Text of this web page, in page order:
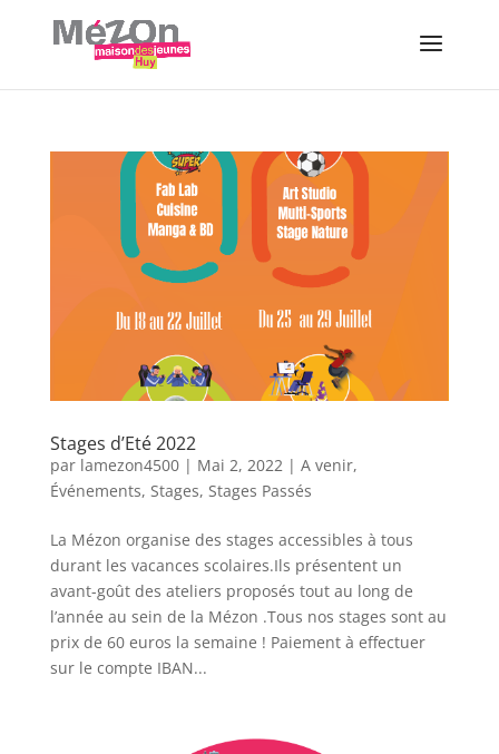
Stages d’Eté 2022
par lamezon4500| Mai 2, 2022| A venir,
Événements, Stages, Stages Passés
La Mézon organise des stages accessibles à tous
durant les vacances scolaires.Ils présentent un
avant-goût des ateliers proposés tout au long de
l’année au sein de la Mézon .Tous nos stages sont au
prix de 60 euros la semaine ! Paiement à effectuer
sur le compte IBAN...